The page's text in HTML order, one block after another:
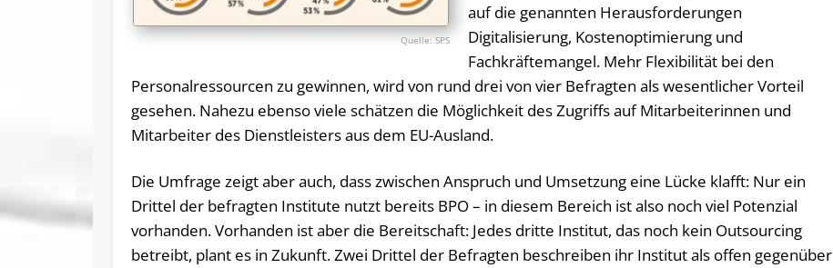
SPS
auf die genannten Herausforderungen
Digitalisierung, Kostenoptimierung und
Fachkräftemangel. Mehr Flexibilität bei den
Personalressourcen zu gewinnen, wird von rund drei von vier Befragten als wesentlicher Vorteil
gesehen. Nahezu ebenso viele schätzen die Möglichkeit des Zugriffs auf Mitarbeiterinnen und
Mitarbeiter des Dienstleisters aus dem EU-Ausland.
Die Umfrage zeigt aber auch, dass zwischen Anspruch und Umsetzung eine Lücke klafft: Nur ein
Drittel der befragten Institute nutzt bereits BPO – in diesem Bereich ist also noch viel Potenzial
vorhanden. Vorhanden ist aber die Bereitschaft: Jedes dritte Institut, das noch kein Outsourcing
betreibt, plant es in Zukunft. Zwei Drittel der Befragten beschreiben ihr Institut als offen gegenüber